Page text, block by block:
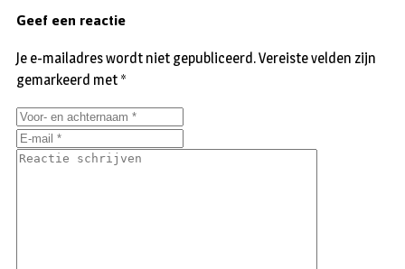
Geef een reactie
Je e-mailadres wordt niet gepubliceerd.Vereiste velden zijn
gemarkeerd met *